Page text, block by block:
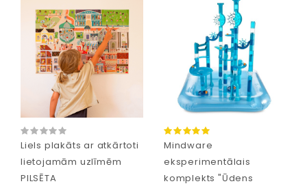
Liels plakāts ar atkārtoti
lietojamām uzlīmēm
PILSĒTA
Mindware
eksperimentālais
komplekts "Ūdens